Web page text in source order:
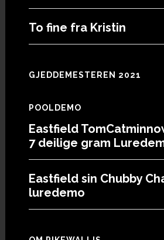
To fine fra Kristin
GJEDDEMESTEREN 2021
POOLDEMO
Eastfield
7 deilige gram
Eastfield sin Chubby
luredemo